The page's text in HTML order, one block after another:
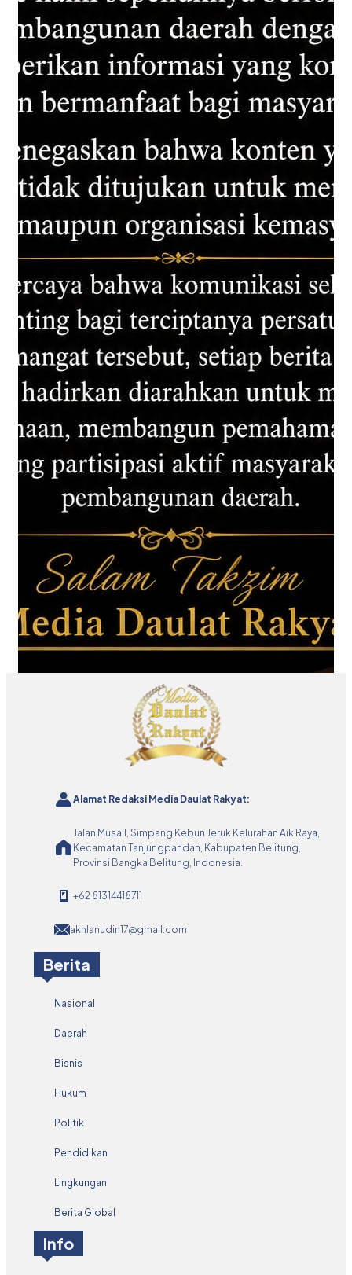
Alamat Redaksi Media Daulat Rakyat:
Jalan Musa 1, Simpang Kebun Jeruk Kelurahan Aik Raya,
Kecamatan Tanjungpandan, Kabupaten Belitung,
Provinsi Bangka Belitung, Indonesia.
+62 81314418711
akhlanudin17@gmail.com
Berita
Nasional
Daerah
Bisnis
Hukum
Politik
Pendidikan
Lingkungan
Berita Global
Info